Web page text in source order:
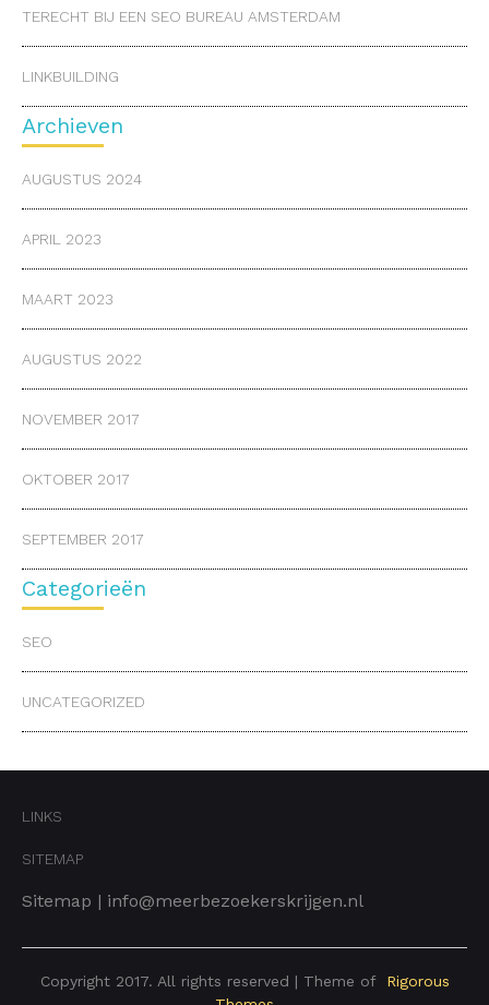
TERECHT BIJ EEN SEO BUREAU AMSTERDAM
LINKBUILDING
Archieven
AUGUSTUS 2024
APRIL 2023
MAART 2023
AUGUSTUS 2022
NOVEMBER 2017
OKTOBER 2017
SEPTEMBER 2017
Categorieën
SEO
UNCATEGORIZED
LINKS
SITEMAP
Sitemap | info@meerbezoekerskrijgen.nl
Copyright 2017. All rights reserved | Theme of
Rigorous